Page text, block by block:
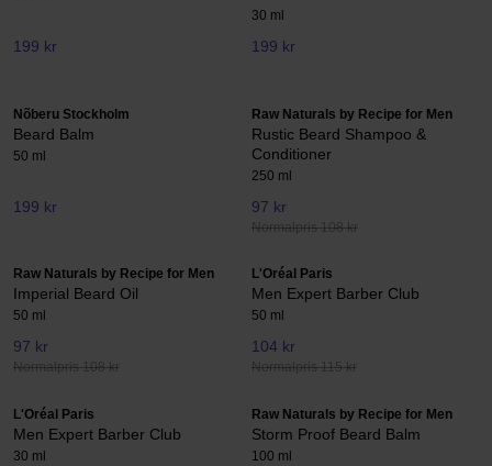
199 kr
30 ml
199 kr
Nõberu Stockholm
Beard Balm
50 ml
199 kr
Raw Naturals by Recipe for Men
Rustic Beard Shampoo &
Conditioner
250 ml
97 kr
Normalpris 108 kr
Raw Naturals by Recipe for Men
Imperial Beard Oil
50 ml
97 kr
Normalpris 108 kr
L'Oréal Paris
Men Expert Barber Club
50 ml
104 kr
Normalpris 115 kr
L'Oréal Paris
Men Expert Barber Club
30 ml
Raw Naturals by Recipe for Men
Storm Proof Beard Balm
100 ml